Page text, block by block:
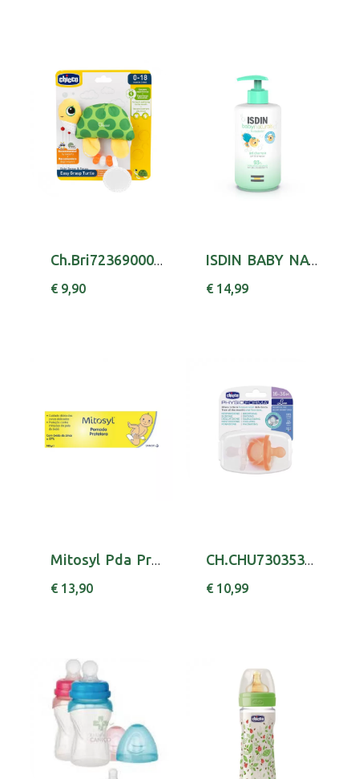
Ch.Bri72369000000 Tartaruga Macia
€ 9,90
ISDIN BABY NAT GEL CH 400ML,
€ 14,99
Mitosyl Pda Protectora 145g
€ 13,90
CH.CHU73035310000PHYS LUXE LATR16-36MX2,
€ 10,99